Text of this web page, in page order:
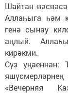
Шайтан
Аллаһыга һәм
генә сынау
аңлый.
кирәкми.
Сүз уңаеннан:
«Вечерняя